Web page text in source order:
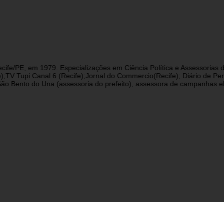
PE, em 1979. Especializações em Ciência Política e
Tupi Canal 6 (Recife);Jornal do Commercio(Recife); Diário de
do Una (assessoria do prefeito), assessora de campanhas